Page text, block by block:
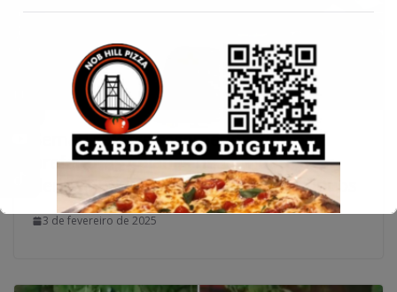
Semad reforça recomendações para
prefeituras goianas no combate à
dengue por meio da gestão de resíduos
3 de fevereiro de 2025